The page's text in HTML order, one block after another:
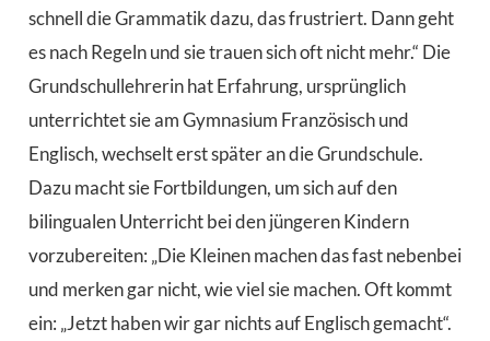
schnell die Grammatik dazu, das frustriert. Dann geht
es nach Regeln und sie trauen sich oft nicht mehr.“ Die
Grundschullehrerin hat Erfahrung, ursprünglich
unterrichtet sie am Gymnasium Französisch und
Englisch, wechselt erst später an die Grundschule.
Dazu macht sie Fortbildungen, um sich auf den
bilingualen Unterricht bei den jüngeren Kindern
vorzubereiten: „Die Kleinen machen das fast nebenbei
und merken gar nicht, wie viel sie machen. Oft kommt
ein: „Jetzt haben wir gar nichts auf Englisch gemacht“.